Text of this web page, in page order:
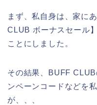
まず、私自身は、家に
CLUB ボーナスセール
ことにしました。
その結果、BUFF
ンペーンコードなどを
が、、、